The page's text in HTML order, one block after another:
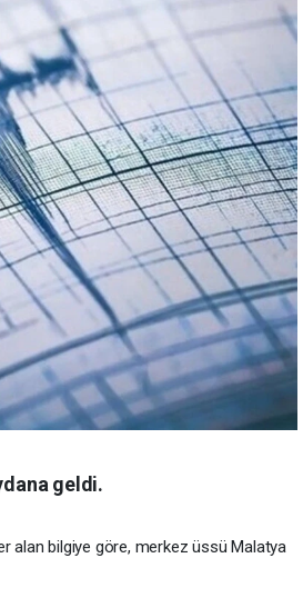
geldi.
alan bilgiye göre, merkez üssü Malatya